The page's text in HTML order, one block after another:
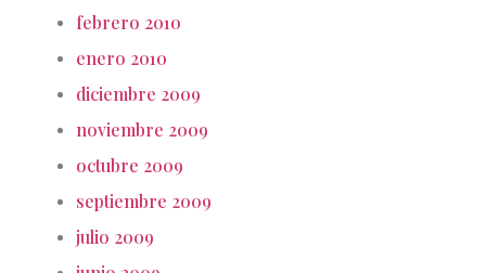
febrero 2010
enero 2010
diciembre 2009
noviembre 2009
octubre 2009
septiembre 2009
julio 2009